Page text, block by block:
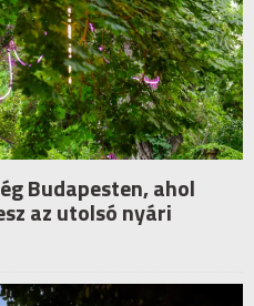
Budapesten, ahol
az utolsó nyári